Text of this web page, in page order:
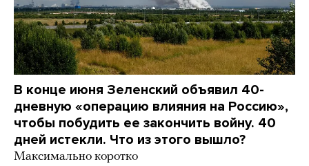
В конце июня Зеленский объявил 40-
дневную «операцию влияния на Россию»,
чтобы побудить ее закончить войну. 40
дней истекли. Что из этого вышло?
Максимально коротко